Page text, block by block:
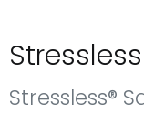
Stressless
Stressless®